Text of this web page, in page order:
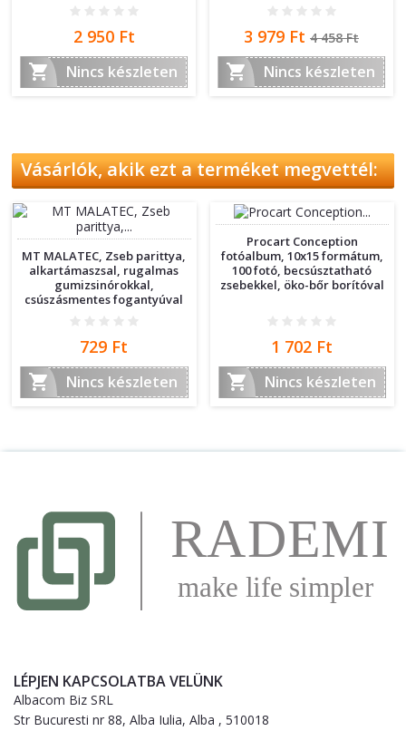
Ár
2 950 Ft

Nincs készleten
Ár
3 979 Ft Normál
ár
4 458 Ft
 Nincs készleten
Vásárlók, akik ezt a terméket megvettél:
MT MALATEC, Zseb parittya,
alkartámaszsal, rugalmas
gumizsinórokkal,
csúszásmentes fogantyúval
Ár
729 Ft

Nincs készleten
Procart Conception
fotóalbum, 10x15 formátum,
100 fotó, becsúsztatható
zsebekkel, öko-bőr borítóval
Ár
1 702 Ft

Nincs készleten
LÉPJEN KAPCSOLATBA VELÜNK
Albacom Biz SRL
Str Bucuresti nr 88, Alba Iulia, Alba , 510018